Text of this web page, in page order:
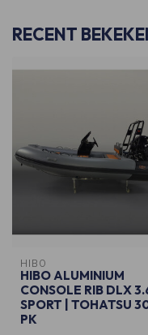
RECENT
HIBO
HIBO ALUMINIUM
CONSOLE RIB DLX
SPORT | TOHATSU
PK